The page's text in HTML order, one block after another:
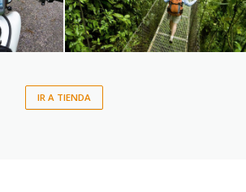
IR A TIENDA